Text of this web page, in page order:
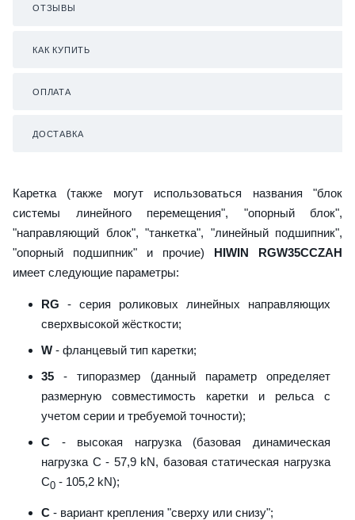
ОТЗЫВЫ
КАК КУПИТЬ
ОПЛАТА
ДОСТАВКА
Каретка (также могут использоваться названия "блок
системы линейного перемещения", "опорный блок",
"направляющий блок", "танкетка", "линейный подшипник",
"опорный подшипник" и прочие) HIWIN RGW35CCZAH
имеет следующие параметры:
RG - серия роликовых линейных направляющих
сверхвысокой жёсткости;
W - фланцевый тип каретки;
35 - типоразмер (данный параметр определяет
размерную совместимость каретки и рельса с
учетом серии и требуемой точности);
C - высокая нагрузка (базовая динамическая
нагрузка C - 57,9 kN, базовая статическая нагрузка
С0 - 105,2 kN);
C - вариант крепления "сверху или снизу";